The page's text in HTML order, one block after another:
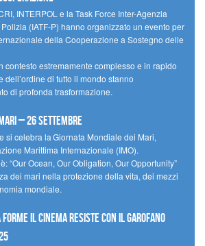
INTERPOL e la Task Force Inter-Agenzia
(IATF-P) hanno organizzato un evento per
della Cooperazione a Sostegno delle
contesto estremamente complesso e in rapido
dell’ordine di tutto il mondo stanno
di profonda trasformazione.
– 26 settembre
si celebra la Giornata Mondiale dei Mari,
Marittima Internazionale (IMO).
“Our Ocean, Our Obligation, Our Opportunity”
dei mari nella protezione della vita, dei mezzi
mondiale.
il cinema resiste con il Garofano